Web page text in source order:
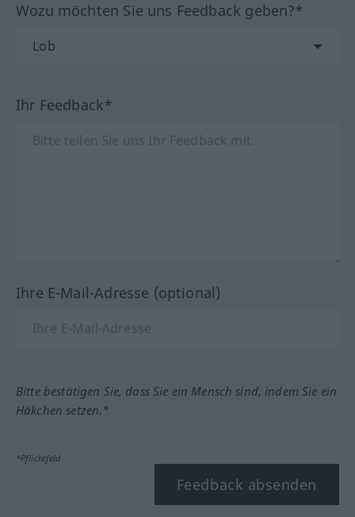
Wozu möchten Sie uns Feedback geben?*
Ihr Feedback*
Ihre E-Mail-Adresse (optional)
Bitte bestätigen Sie, dass Sie ein Mensch sind, indem Sie ein
Häkchen setzen.*
*Pflichtfeld
Feedback absenden